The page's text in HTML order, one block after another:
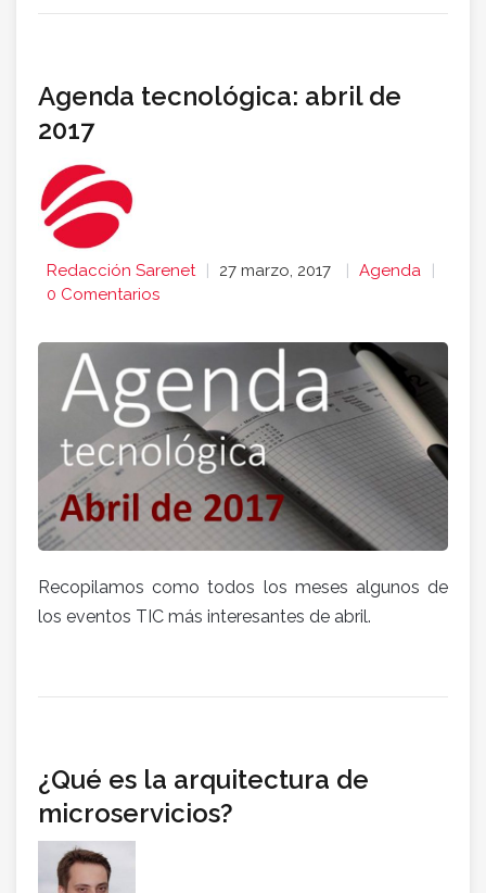
Agenda tecnológica: abril de
2017
Redacción Sarenet 27 marzo, 2017
Agenda
0 Comentarios
Recopilamos como todos los meses algunos de
los eventos TIC más interesantes de abril.
¿Qué es la arquitectura de
microservicios?